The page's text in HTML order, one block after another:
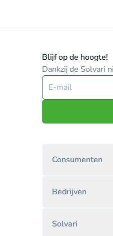
Blijf op de hoogte!
Dankzij de Solvari
Consumenten
Bedrijven
Solvari